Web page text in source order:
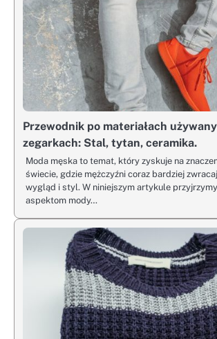
Przewodnik po materiałach
zegarkach: Stal, tytan, ceramika.
Moda męska to temat, który zyskuje na
świecie, gdzie mężczyźni coraz bardziej
wygląd i styl. W niniejszym artykule
aspektom mody…